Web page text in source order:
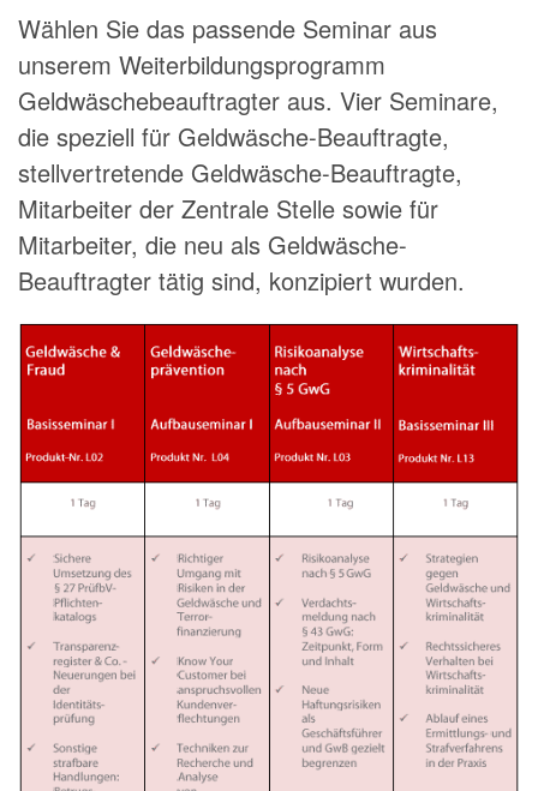
Wählen Sie das passende Seminar aus
unserem Weiterbildungsprogramm
Geldwäschebeauftragter aus. Vier Seminare,
die speziell für Geldwäsche-Beauftragte,
stellvertretende Geldwäsche-Beauftragte,
Mitarbeiter der Zentrale Stelle sowie für
Mitarbeiter, die neu als Geldwäsche-
Beauftragter tätig sind, konzipiert wurden.